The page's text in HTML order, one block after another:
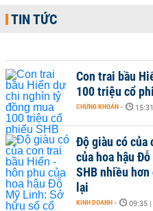
TIN TỨC
Con trai bầu
100 triệu cổ
CHỨNG KHOÁN -
Độ giàu có của
của hoa hậu
SHB nhiều
lại
KINH DOANH - 09:35